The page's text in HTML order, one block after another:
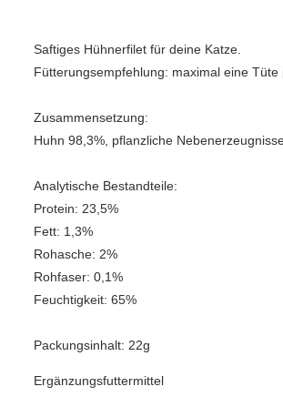
Saftiges Hühnerfilet für deine Katze.
Fütterungsempfehlung: maximal eine
Zusammensetzung:
Huhn 98,3%, pflanzliche
Analytische Bestandteile:
Protein: 23,5%
Fett: 1,3%
Rohasche: 2%
Rohfaser: 0,1%
Feuchtigkeit: 65%
Packungsinhalt: 22g
Ergänzungsfuttermittel